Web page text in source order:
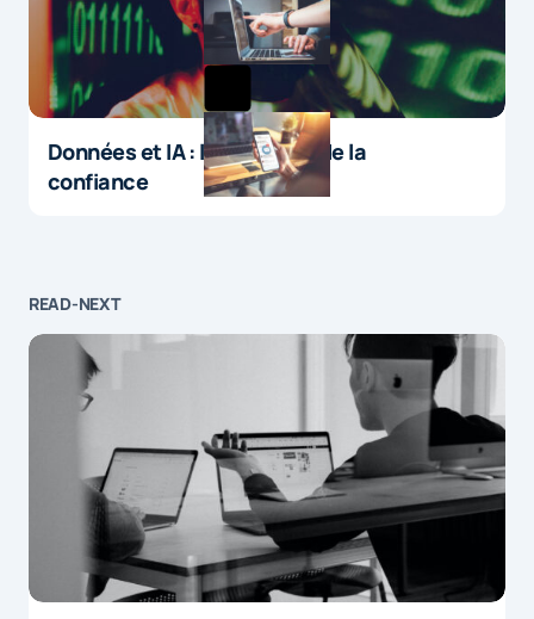
Données et IA : le paradoxe de la
confiance
READ-NEXT